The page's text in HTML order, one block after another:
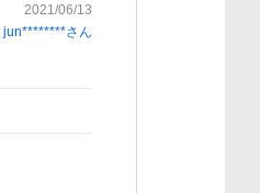
2021/06/13
jun********さん